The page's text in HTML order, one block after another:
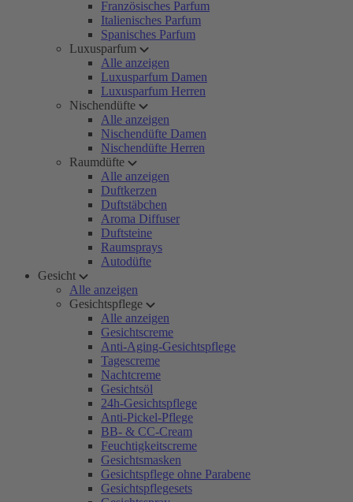
Französisches Parfum
Italienisches Parfum
Spanisches Parfum
Luxusparfum
Alle anzeigen
Luxusparfum Damen
Luxusparfum Herren
Nischendüfte
Alle anzeigen
Nischendüfte Damen
Nischendüfte Herren
Raumdüfte
Alle anzeigen
Duftkerzen
Duftstäbchen
Aroma Diffuser
Duftsteine
Raumsprays
Autodüfte
Gesicht
Alle anzeigen
Gesichtspflege
Alle anzeigen
Gesichtscreme
Anti-Aging-Gesichtspflege
Tagescreme
Nachtcreme
Gesichtsöl
24h-Gesichtspflege
Anti-Pickel-Pflege
BB- & CC-Cream
Feuchtigkeitscreme
Gesichtsmasken
Gesichtspflege ohne Parabene
Gesichtspflegesets